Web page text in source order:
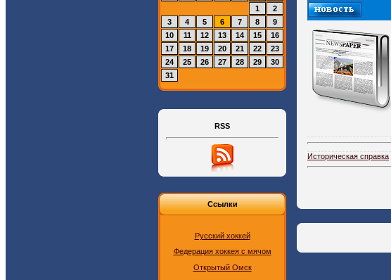
1
2
3
4 5 6 7 8
9
10
11 12 13 14 15
16
17
18 19 20 21 22
23
24
25 26 27 28 29
30
31
RSS
Ссылки
Русский хоккей
Федерация хоккея с мячом
Открытый Омск
Историческая справка